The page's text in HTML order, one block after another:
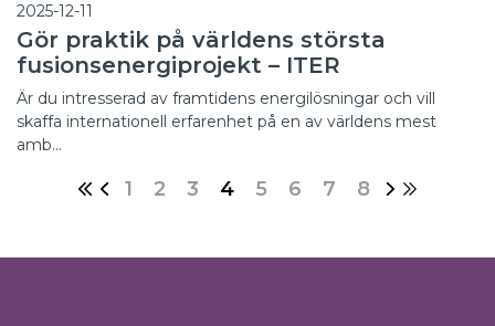
2025-12-11
Gör praktik på världens största
fusionsenergiprojekt – ITER
Är du intresserad av framtidens energilösningar och vill
skaffa internationell erfarenhet på en av världens mest
amb…
1 2 3 4 5 6 7 8